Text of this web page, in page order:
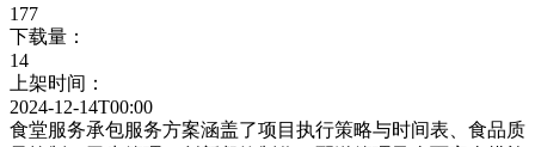
177
下载量：
14
上架时间：
2024-12-14T00:00
食堂服务承包服务方案涵盖了项目执行策略与时间表、食品质